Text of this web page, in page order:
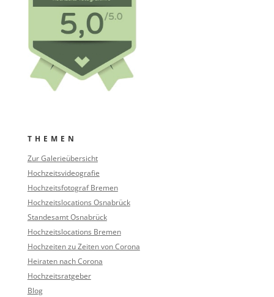
THEMEN
Zur Galerieübersicht
Hochzeitsvideografie
Hochzeitsfotograf Bremen
Hochzeitslocations Osnabrück
Standesamt Osnabrück
Hochzeitslocations Bremen
Hochzeiten zu Zeiten von Corona
Heiraten nach Corona
Hochzeitsratgeber
Blog